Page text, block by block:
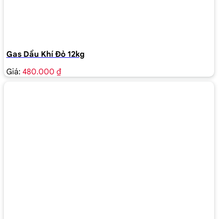
Gas Dầu Khí Đỏ 12kg
Giá: 480.000 ₫